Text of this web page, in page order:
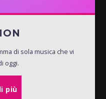
di sola musica che vi
oggi.
più